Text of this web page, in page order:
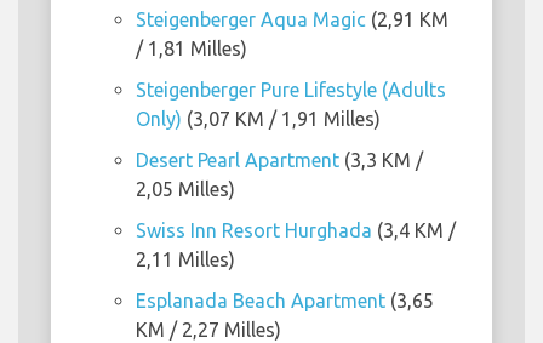
Steigenberger Aqua Magic (2,91 KM
/ 1,81 Milles)
Steigenberger Pure Lifestyle (Adults
Only) (3,07 KM / 1,91 Milles)
Desert Pearl Apartment (3,3 KM /
2,05 Milles)
Swiss Inn Resort Hurghada (3,4 KM /
2,11 Milles)
Esplanada Beach Apartment (3,65
KM / 2,27 Milles)